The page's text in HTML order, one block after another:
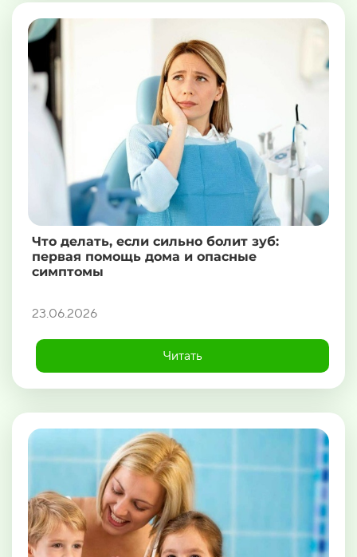
Что делать, если сильно болит зуб:
первая помощь дома и опасные
симптомы
23.06.2026
Читать